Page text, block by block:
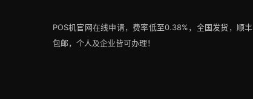
POS机官网在线申请，费率低至0.38%，全国发货，顺丰
包邮，个人及企业皆可办理！